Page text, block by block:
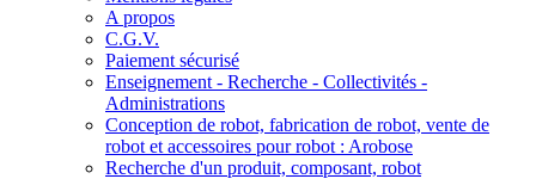
A propos
C.G.V.
Paiement sécurisé
Enseignement - Recherche - Collectivités -
Administrations
Conception de robot, fabrication de robot, vente de
robot et accessoires pour robot : Arobose
Recherche d'un produit, composant, robot